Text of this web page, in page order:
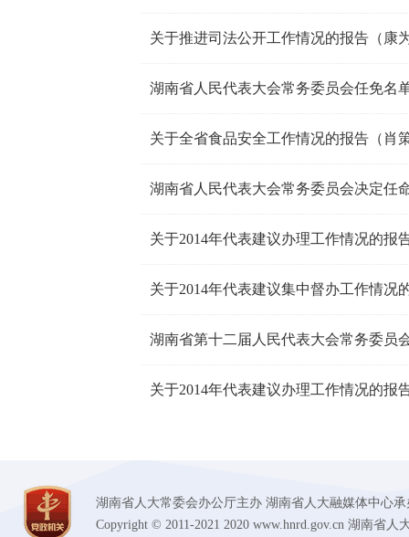
关于推进司法公开工作情况的报告（康
湖南省人民代表大会常务委员会任免名
关于全省食品安全工作情况的报告（肖
湖南省人民代表大会常务委员会决定任
关于2014年代表建议办理工作情况的报
关于2014年代表建议集中督办工作情况
湖南省第十二届人民代表大会常务委员
关于2014年代表建议办理工作情况的报
湖南省人大常委会办公厅主办 湖南省人大融媒体中心
Copyright © 2011-2021 2020 www.hnrd.gov.cn 湖南省